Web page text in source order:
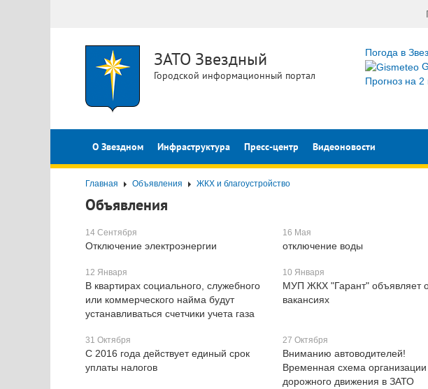
ЗАТО Звездный
Городской информационный портал
Погода в
Прогноз на 2
О Звездном Инфраструктура Пресс-центр Видеоновости
Главная Объявления ЖКХ и благоустройство
Объявления
14 Сентября
Отключение электроэнергии
16 Мая
отключение воды
12 Января
В квартирах социального, служебного
или коммерческого найма будут
устанавливаться счетчики учета газа
10 Января
МУП ЖКХ "Гарант" объявляет
вакансиях
31 Октября
С 2016 года действует единый срок
уплаты налогов
27 Октября
Вниманию автоводителей!
Временная схема организации
дорожного движения в ЗАТО